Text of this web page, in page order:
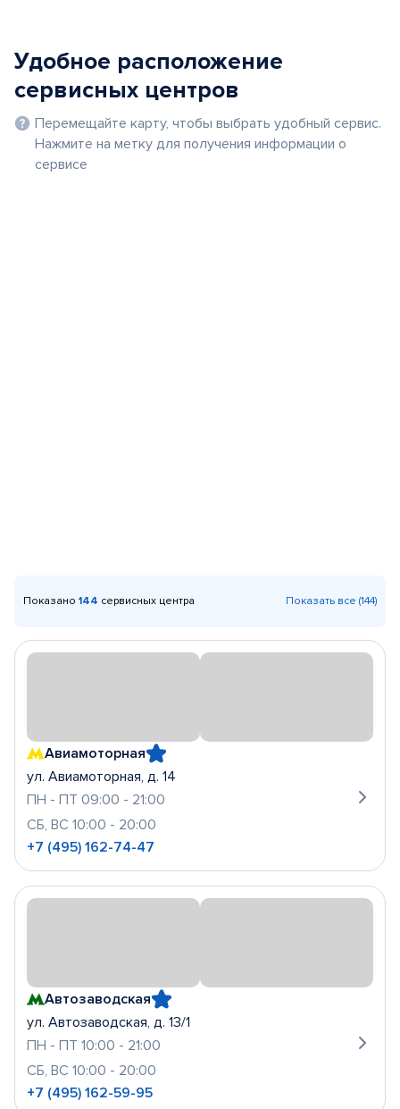
Удобное расположение
сервисных центров
Перемещайте карту, чтобы выбрать удобный сервис.
Нажмите на метку для получения информации о
сервисе
Показано 144 сервисных центра Показать все (144)
Авиамоторная
ул. Авиамоторная, д. 14
ПН - ПТ 09:00 - 21:00
СБ, ВС 10:00 - 20:00
+7 (495) 162-74-47
Автозаводская
ул. Автозаводская, д. 13/1
ПН - ПТ 10:00 - 21:00
СБ, ВС 10:00 - 20:00
+7 (495) 162-59-95